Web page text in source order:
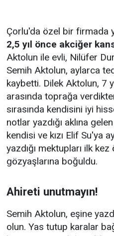
Çorlu'da özel bir firmada
2,5 yıl önce akciğer
Aktolun ile evli, Nilüfer
Semih Aktolun, aylarca
kaybetti. Dilek Aktolun, 7
arasında toprağa
sırasında kendisini iyi
notlar yazdığı aklına
kendisi ve kızı Elif Su'ya
yazdığı mektupları ilk
gözyaşlarına boğuldu.
Ahireti unutmayın!
Semih Aktolun, eşine
olun. Yas tutup karalar